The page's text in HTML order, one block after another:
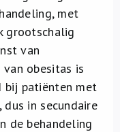
met
grootschalig
van
obesitas is
bij patiënten met
in secundaire
de behandeling